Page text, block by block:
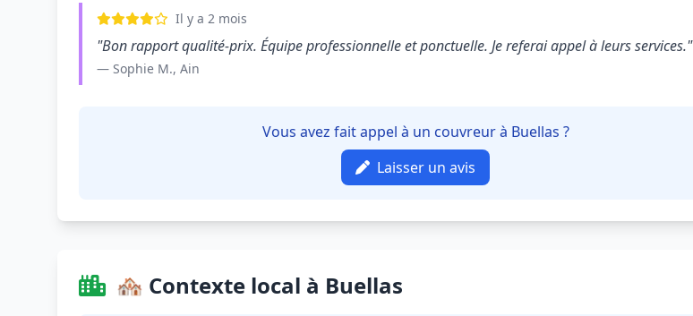
Il y a 2 mois
"Bon rapport qualité-prix. Équipe professionnelle et ponctuelle. Je referai appel à leurs services."
— Sophie M., Ain
Vous avez fait appel à un couvreur à Buellas ?
Laisser un avis
🏘️ Contexte local à Buellas